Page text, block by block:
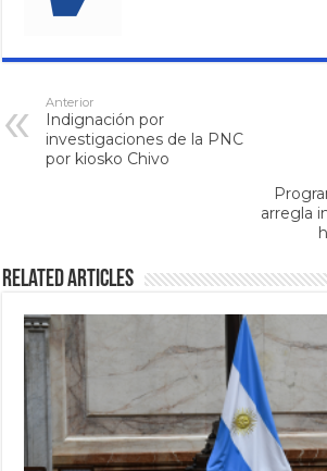
Anterior
Indignación por
investigaciones de la PNC
por kiosko Chivo
arregla
Related Articles